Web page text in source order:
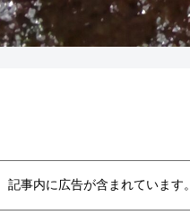
記事内に広告が含まれています。